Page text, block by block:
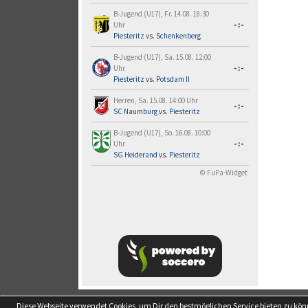
B-Jugend (U17), Fr. 14.08. 18:30
Uhr
Piesteritz vs. Schenkenberg
-:-
B-Jugend (U17), Sa. 15.08. 12:00
Uhr
Piesteritz vs. Potsdam II
-:-
Herren, Sa. 15.08. 14:00 Uhr
SC Naumburgvs. Piesteritz
-:-
B-Jugend (U17), So. 16.08. 10:00
Uhr
SG Heiderand vs. Piesteritz
-:-
© FuPa-Widget
soccero.de
Diese Webseite verwendet Cookies, um Dir den bestmöglichen Service bieten zu